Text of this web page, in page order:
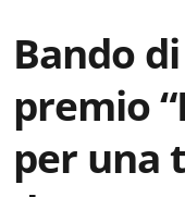
Bando
premio
per una